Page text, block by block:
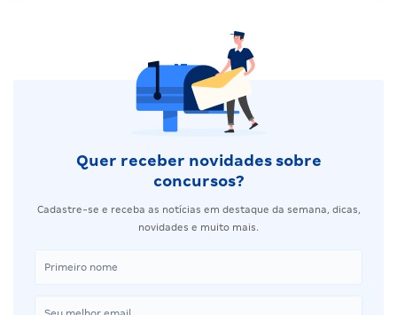
Quer receber novidades sobre
concursos?
Cadastre-se e receba as notícias em destaque da semana, dicas,
novidades e muito mais.